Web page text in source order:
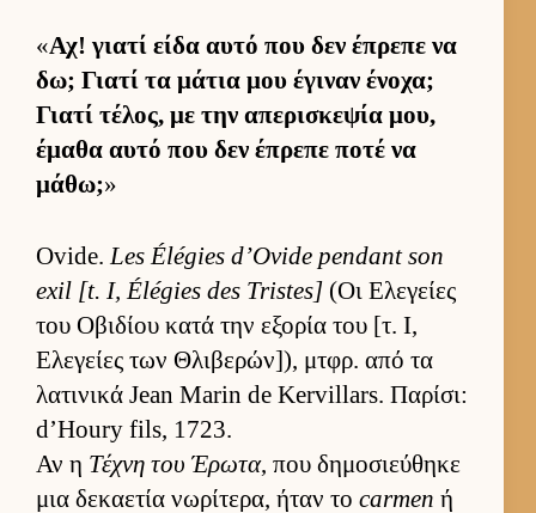
«Αχ! γιατί είδα αυτό που δεν έπρεπε να
δω; Γιατί τα μάτια μου έγιναν ένοχα;
Γιατί τέλος, με την απερισκεψία μου,
έμαθα αυτό που δεν έπρεπε ποτέ να
μάθω;»
Ovide.Les Élégies d’Ovide pendant son
exil [t. I, Élégies des Tristes] (Οι Ελεγείες
του Οβιδίου κατά την εξορία του [τ. Ι,
Ελεγείες των Θλιβερών]), μτ­φρ. από τα
λατινικά Jean Marin de Kervillars. Παρίσι:
d’Houry fils, 1723.
Αν η Τέχνη του Έρωτα, που δημοσιεύ­θηκε
μια δεκαετία νωρίτερα, ήταν το carmen ή